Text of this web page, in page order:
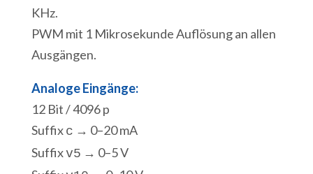
KHz.
PWM mit 1 Mikrosekunde Auflösung an allen
Ausgängen.
Analoge Eingänge:
12 Bit / 4096 p
Suffix c → 0–20 mA
Suffixv5 → 0–5 V